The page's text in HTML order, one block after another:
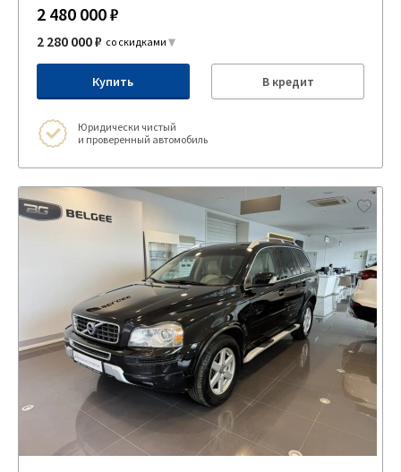
2 480 000 ₽
2 280 000 ₽ со скидками
Купить В кредит
Юридически чистый
и проверенный автомобиль